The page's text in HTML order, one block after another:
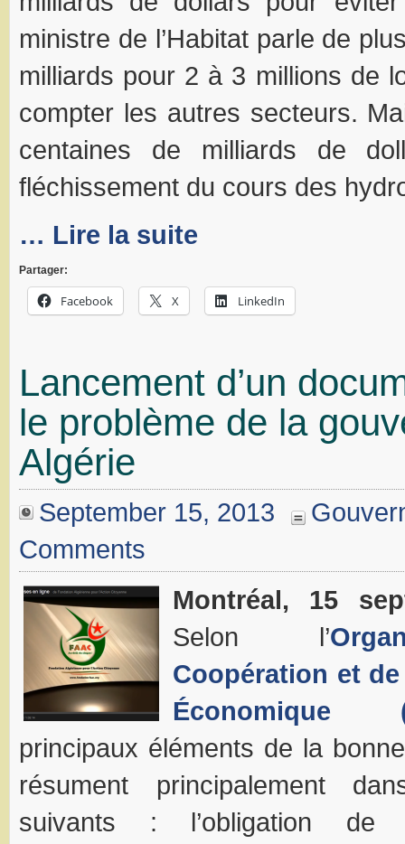
ministre de l’Habitat parle de
milliards pour 2 à 3 millions de
compter les autres secteurs.
centaines de milliards de
fléchissement du cours des
… Lire la suite
Partager:
Facebook X LinkedIn
Lancement d’un
le problème de la
Algérie
September 15, 2013
Comments
Montréal, 15
Selon l’
Coopération et
Économique
principaux éléments de la
résument principalement
suivants : l’obligation de